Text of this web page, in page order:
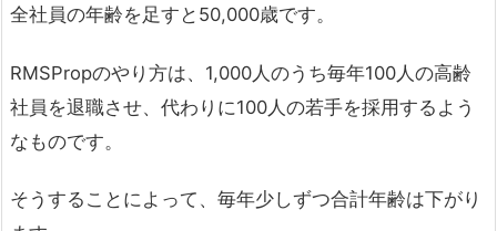
全社員の年齢を足すと50,000歳です。
RMSPropのやり方は、1,000人のうち毎年100人の高齢
社員を退職させ、代わりに100人の若手を採用するよう
なものです。
そうすることによって、毎年少しずつ合計年齢は下がり